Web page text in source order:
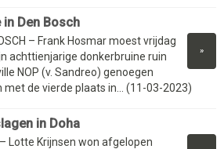
in Den Bosch
»
– Frank Hosmar moest vrijdag
achttienjarige donkerbruine ruin
NOP (v. Sandreo) genoegen
met de vierde plaats in... (11-03-2023)
in Doha
– Lotte Krijnsen won afgelopen